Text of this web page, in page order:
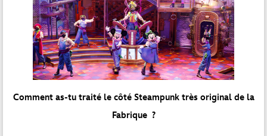
Comment as-tu traité le côté Steampunk très original de la
Fabrique ?